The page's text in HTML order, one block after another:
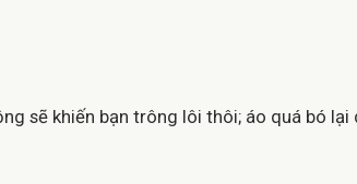
sẽ khiến bạn trông lôi thôi; áo quá bó lại